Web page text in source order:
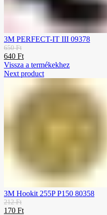
3M PERFECT-IT III 09378
650Ft
640 Ft
Vissza a termékekhez
Next product
3M Hookit 255P P150 80358
212Ft
170 Ft